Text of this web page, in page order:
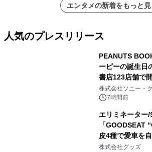
エンタメの新着をもっと見
人気のプレスリリース
PEANUTS
ーピーの誕生日
書店123店舗で
株式会社ソニー・
7時間前
エリミネーター/
「
皮4種で愛車を
株式会社グッズ